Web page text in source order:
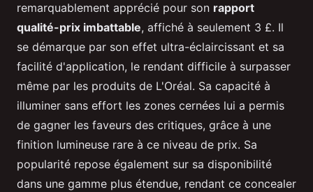
remarquablement apprécié pour son rapport
qualité-prix imbattable, affiché à seulement 3 £. Il
se démarque par son effet ultra-éclaircissant et sa
facilité d'application, le rendant difficile à surpasser
même par les produits de L'Oréal. Sa capacité à
illuminer sans effort les zones cernées lui a permis
de gagner les faveurs des critiques, grâce à une
finition lumineuse rare à ce niveau de prix. Sa
popularité repose également sur sa disponibilité
dans une gamme plus étendue, rendant ce concealer